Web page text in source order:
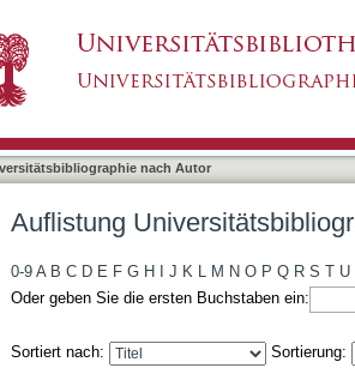
nach Autor
Auflistung
0-9 A B C D E F G H J K L M N O P Q R S T U
Oder geben Sie die ersten Buchstaben ein:
Sortiert nach: Sortierung: